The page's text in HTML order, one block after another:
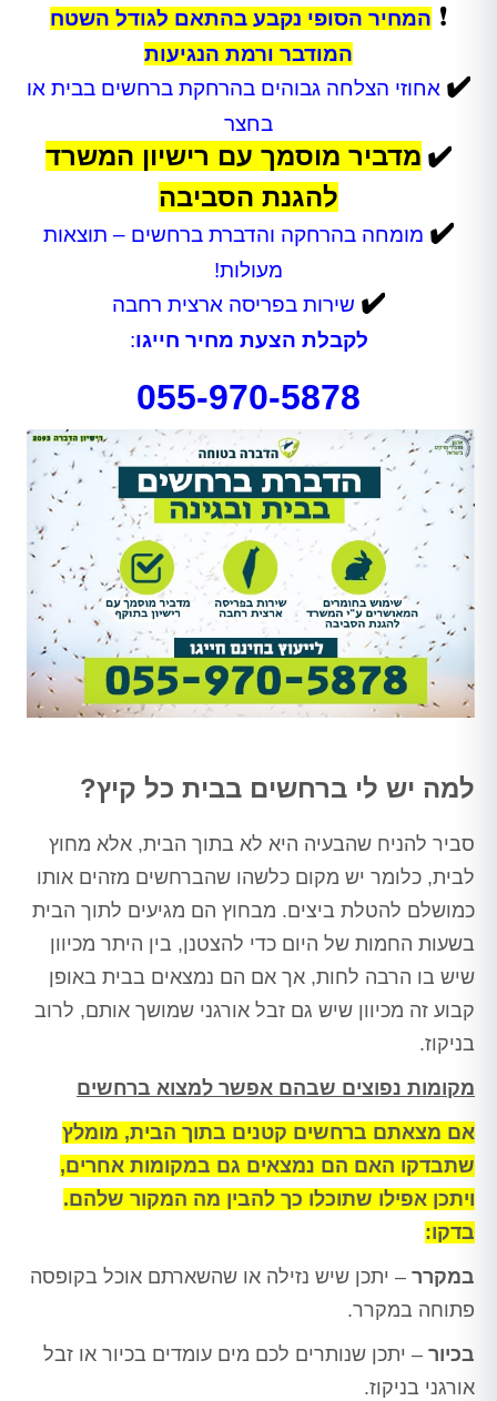
❗המחיר הסופי נקבע בהתאם לגודל השטח
המודבר ורמת הנגיעות
✔️ אחוזי הצלחה גבוהים בהרחקת ברחשים בבית או
בחצר
✔️ מדביר מוסמך עם רישיון המשרד
להגנת הסביבה
✔️ מומחה בהרחקה והדברת ברחשים – תוצאות
מעולות!
✔️ שירות בפריסה ארצית רחבה
לקבלת הצעת מחיר חייגו:
055-970-5878
למה יש לי ברחשים בבית כל קיץ?
סביר להניח שהבעיה היא לא בתוך הבית, אלא מחוץ
לבית, כלומר יש מקום כלשהו שהברחשים מזהים אותו
כמושלם להטלת ביצים. מבחוץ הם מגיעים לתוך הבית
בשעות החמות של היום כדי להצטנן, בין היתר מכיוון
שיש בו הרבה לחות, אך אם הם נמצאים בבית באופן
קבוע זה מכיוון שיש גם זבל אורגני שמושך אותם, לרוב
בניקוז.
מקומות נפוצים שבהם אפשר למצוא ברחשים
אם מצאתם ברחשים קטנים בתוך הבית, מומלץ
שתבדקו האם הם נמצאים גם במקומות אחרים,
ויתכן אפילו שתוכלו כך להבין מה המקור שלהם.
בדקו:
במקרר – יתכן שיש נזילה או שהשארתם אוכל בקופסה
פתוחה במקרר.
בכיור – יתכן שנותרים לכם מים עומדים בכיור או זבל
אורגני בניקוז.